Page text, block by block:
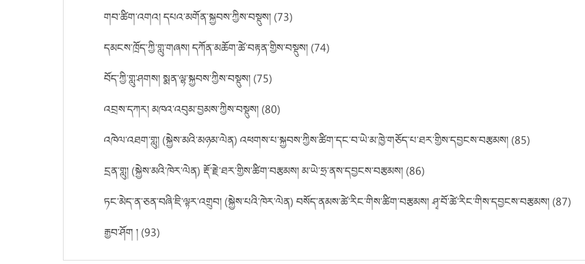
གབ་ཚིག་འགའ། དཔའ་མགོན་སྐྱབས་ཀྱིས་བསྡུས། (73)
དམངས་ཁྲོད་ཀྱི་གླུ་གཞས། དཀོན་མཆོག་ཚེ་བརྟན་གྱིས་བསྡུས། (74)
བོད་ཀྱི་གླུ་ཤགས། སྨན་ལྷ་སྐྱབས་ཀྱིས་བསྡུས། (75)
འབྲས་དཀར། མཁའ་འབུམ་བྱམས་ཀྱིས་བསྡུས། (80)
འཁེལ་འཐག་གླུ། (སྐྱེས་མའི་མཉམ་ལེན) འཕགས་པ་སྐྱབས་ཀྱིས་ཚིག་དང་བ་ཡེ་མ་ཁྱེ་གཅོད་པ་ཐར་གྱིས་དབྱངས་བརྩམས། (85)
དྲན་གླུ། (སྐྱེས་མའི་ཁེར་ལེན) རྡོ་རྗེ་ཐར་གྱིས་ཚིག་བརྩམས། མ་ཡེ་ཧྲ་ནས་དབྱངས་བརྩམས། (86)
ཏང་མེད་ན་ཅན་བཞི་ཇི་ལྟར་འགྲུབ། (སྐྱེས་པའི་ཁེར་ལེན) བསོད་ནམས་ཚེ་རིང་གིས་ཚིག་བརྩམས། ཤྭ་བོ་ཚེ་རིང་གིས་དབྱངས་བརྩམས། (87)
རྒྱབ་ཤོག ། (93)